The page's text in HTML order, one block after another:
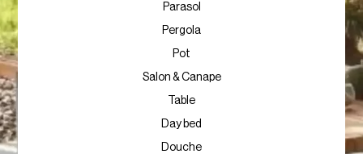
Parasol
Pergola
Pot
Salon & Canape
Table
Day bed
Douche